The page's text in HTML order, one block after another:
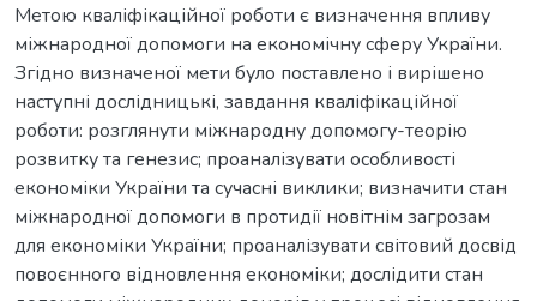
Метою кваліфікаційної роботи є визначення впливу
міжнародної допомоги на економічну сферу України.
Згідно визначеної мети було поставлено і вирішено
наступні дослідницькі, завдання кваліфікаційної
роботи: розглянути міжнародну допомогу-теорію
розвитку та генезис; проаналізувати особливості
економіки України та сучасні виклики; визначити стан
міжнародної допомоги в протидії новітнім загрозам
для економіки України; проаналізувати світовий досвід
повоєнного відновлення економіки; дослідити стан